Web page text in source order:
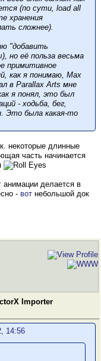
(по сути, load all
хранения
сложнее).
"добавить
но её польза весьма
примитивное
как я понимаю, Max
в Parallax Arts мне
я понял, это был
- ходьба, бег,
Это была какая-то
некоторые длинные
часть начинается
анимации делается в
- вот небольшой док
Importer
14:56